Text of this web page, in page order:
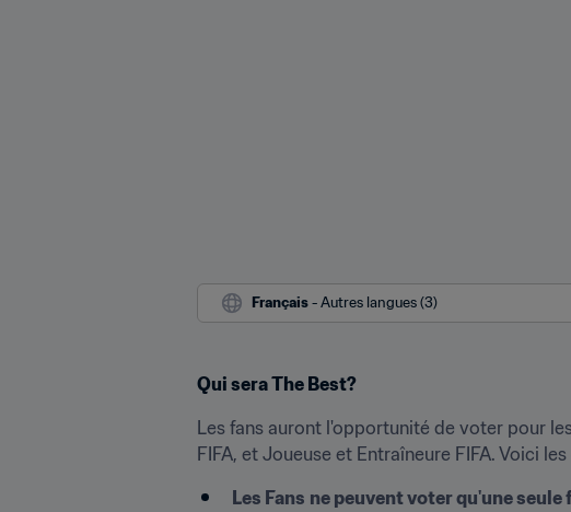
Français - Autres langues (3)
Qui sera The Best?
Les fans auront l'opportunité de voter pour
FIFA, et Joueuse et Entraîneure FIFA. Voici
Les Fans ne peuvent voter qu'une seule